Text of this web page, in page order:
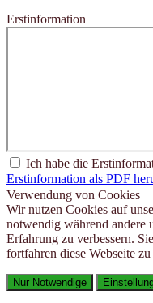
Erstinformation
Ich habe die
Erstinformation als PDF
Verwendung von Cookies
Wir nutzen Cookies auf
notwendig während andere
Erfahrung zu verbessern.
fortfahren diese Webseite
Nur Notwendige